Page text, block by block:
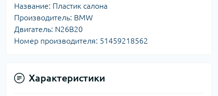
Название: Пластик салона
Производитель: BMW
Двигатель: N26B20
Номер производителя: 51459218562
Характеристики